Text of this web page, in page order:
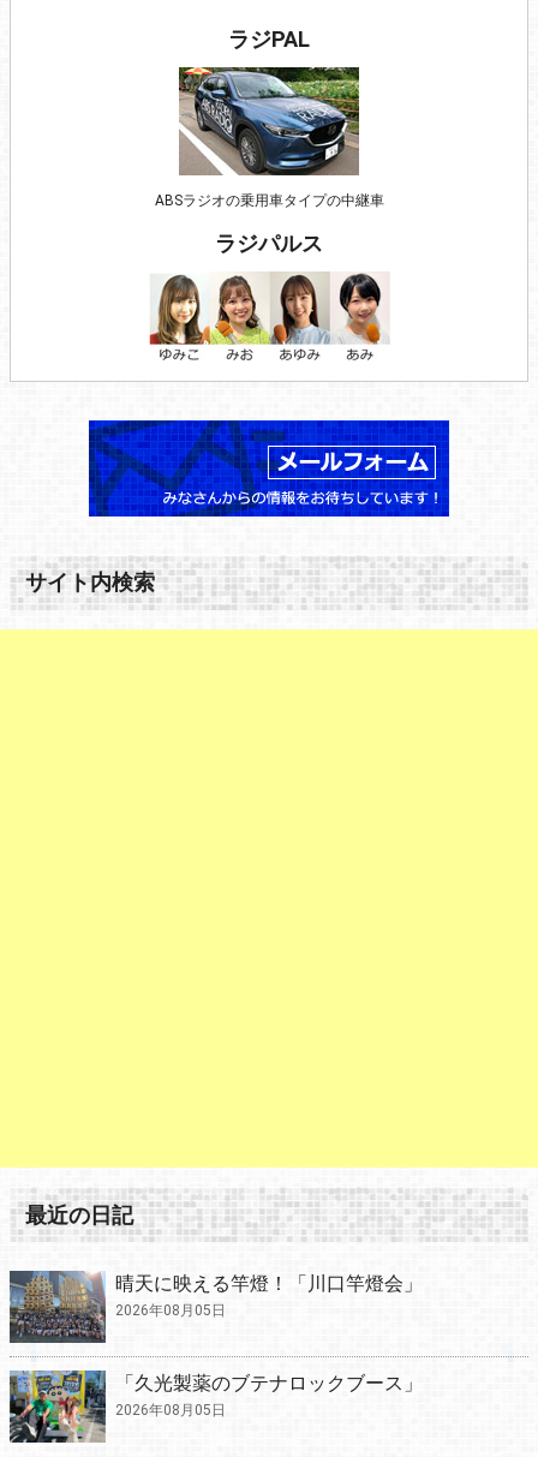
ラジPAL
ABSラジオの乗用車タイプの中継車
ラジパルス
サイト内検索
最近の日記
晴天に映える竿燈！「川口竿燈会」
2026年08月05日
「久光製薬のブテナロックブース」
2026年08月05日